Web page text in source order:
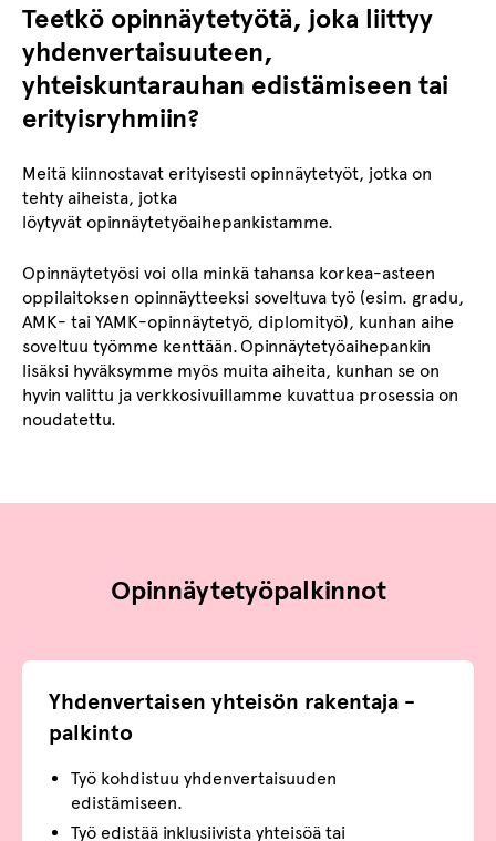
Teetkö opinnäytetyötä, joka liittyy
yhdenvertaisuuteen,
yhteiskuntarauhan edistämiseen tai
erityisryhmiin?
Meitä kiinnostavat erityisesti opinnäytetyöt, jotka on
tehty aiheista, jotka
löytyvät opinnäytetyöaihepankistamme.
Opinnäytetyösi voi olla minkä tahansa korkea-asteen
oppilaitoksen opinnäytteeksi soveltuva työ (esim. gradu,
AMK- tai YAMK-opinnäytetyö, diplomityö), kunhan aihe
soveltuu työmme kenttään. Opinnäytetyöaihepankin
lisäksi hyväksymme myös muita aiheita, kunhan se on
hyvin valittu ja verkkosivuillamme kuvattua prosessia on
noudatettu.
Opinnäytetyöpalkinnot
Yhdenvertaisen yhteisön rakentaja -
palkinto
Työ kohdistuu yhdenvertaisuuden
edistämiseen.
Työ edistää inklusiivista yhteisöä tai